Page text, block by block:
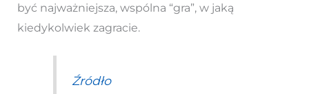
być najważniejsza, wspólna “gra”, w jaką
kiedykolwiek zagracie.
Źródło